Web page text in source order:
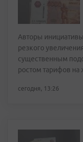
Авторы
резкого
существенным
ростом тарифов
сегодня, 13:26